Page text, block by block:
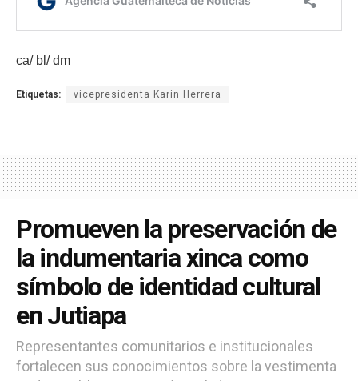
ca/ bl/ dm
Etiquetas: vicepresidenta Karin Herrera
Promueven la preservación de
la indumentaria xinca como
símbolo de identidad cultural
en Jutiapa
Representantes comunitarios e institucionales
fortalecen sus conocimientos sobre la vestimenta